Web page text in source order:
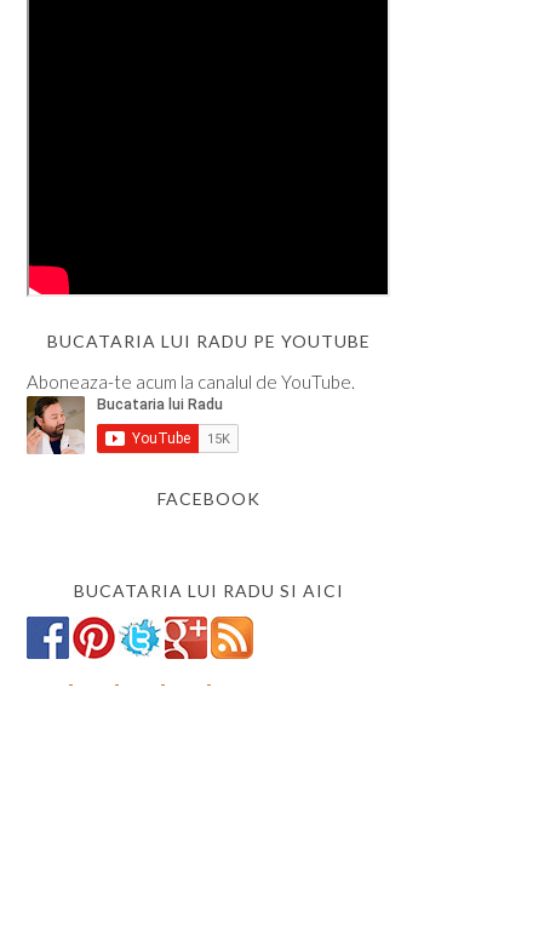
BUCATARIA LUI RADU PE YOUTUBE
Aboneaza-te acum la canalul de YouTube.
FACEBOOK
BUCATARIA LUI RADU SI AICI